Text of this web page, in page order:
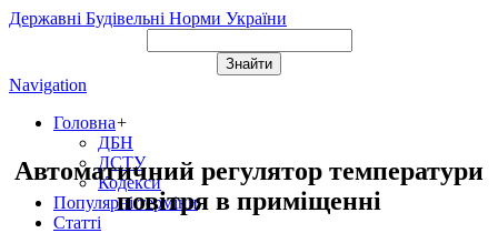
Державні Будівельні Норми України
Navigation
Головна+
ДБН
ДСТУ
Кодекси
Популярні терміни
Статті
Автоматичний регулятор температури
повітря в приміщенні